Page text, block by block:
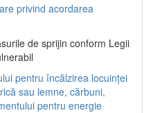
privind acordarea
de sprijin conform Legii
pentru încălzirea locuinței
sau lemne, cărbuni,
pentru energie